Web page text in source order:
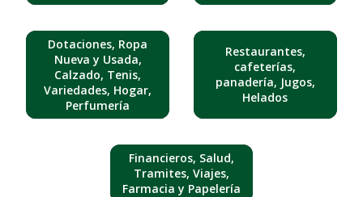
Dotaciones, Ropa
Nueva y Usada,
Calzado, Tenis,
Variedades, Hogar,
Perfumería
Restaurantes,
cafeterías,
panadería, Jugos,
Helados
Financieros, Salud,
Tramites, Viajes,
Farmacia y Papelería